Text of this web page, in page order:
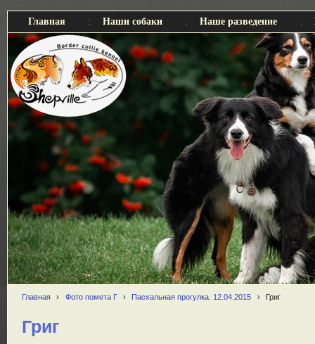
Главная Наши собаки Наше разведение
Главная › Фото помета Г › Пасхальная прогулка. 12.04.2015 › Григ
Григ